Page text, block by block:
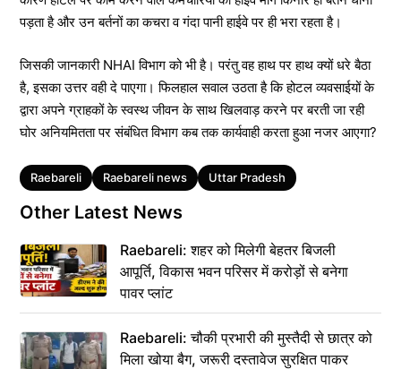
पड़ता है और उन बर्तनों का कचरा व गंदा पानी हाईवे पर ही भरा रहता है।
जिसकी जानकारी NHAI विभाग को भी है। परंतु वह हाथ पर हाथ क्यों धरे बैठा
है, इसका उत्तर वही दे पाएगा। फिलहाल सवाल उठता है कि होटल व्यवसाईयों के
द्वारा अपने ग्राहकों के स्वस्थ जीवन के साथ खिलवाड़ करने पर बरती जा रही
घोर अनियमितता पर संबंधित विभाग कब तक कार्यवाही करता हुआ नजर आएगा?
Tags
Raebareli Raebareli news Uttar Pradesh
Other Latest News
Raebareli: शहर को मिलेगी बेहतर बिजली
आपूर्ति, विकास भवन परिसर में करोड़ों से बनेगा
पावर प्लांट
Raebareli: चौकी प्रभारी की मुस्तैदी से छात्र को
मिला खोया बैग, जरूरी दस्तावेज सुरक्षित पाकर